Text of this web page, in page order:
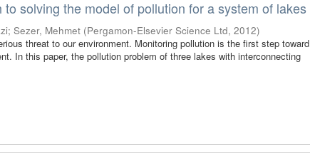
solving the model of pollution for a system of lakes
;Sezer, Mehmet (Pergamon-Elsevier Science Ltd,2012)
threat to our environment. Monitoring pollution is the first step toward
In this paper, the pollution problem of three lakes with interconnecting